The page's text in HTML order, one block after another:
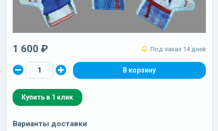
1 600 ₽ Под заказ 14 дней
Купить в 1 клик
Варианты доставки